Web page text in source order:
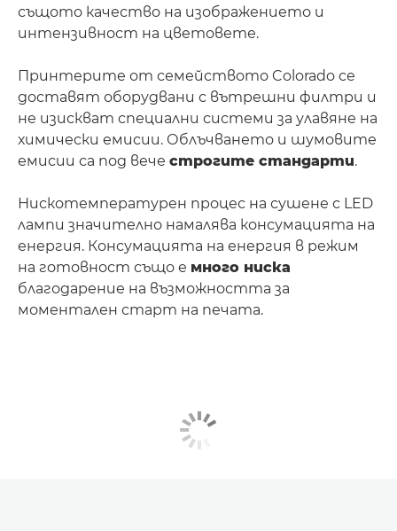
същото качество на изображението и
интензивност на цветовете.
Принтерите от семейството Colorado се
доставят оборудвани с вътрешни филтри и
не изискват специални системи за улавяне на
химически емисии. Облъчването и шумовите
емисии са под вече строгите стандарти.
Нискотемпературен процес на сушене с LED
лампи значително намалява консумацията на
енергия. Консумацията на енергия в режим
на готовност също е много ниска
благодарение на възможността за
моментален старт на печата.